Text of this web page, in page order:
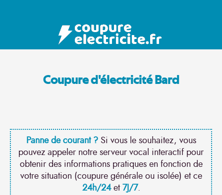
Coupure d'électricité Bard
Panne de courant ?Si vous le souhaitez, vous
pouvez appeler notre serveur vocal interactif pour
obtenir des informations pratiques en fonction de
votre situation (coupure générale ou isolée) et ce
24h/24et7J/7.